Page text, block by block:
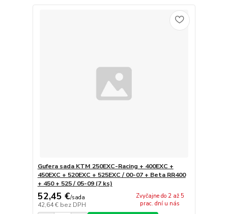
Gufera sada KTM 250EXC-Racing + 400EXC +
450EXC + 520EXC + 525EXC / 00-07 + Beta RR400
+ 450 + 525 / 05-09 (7 ks)
52,45 €/sada
42,64 € bez DPH
Zvyčajne do 2 až 5
prac. dní u nás